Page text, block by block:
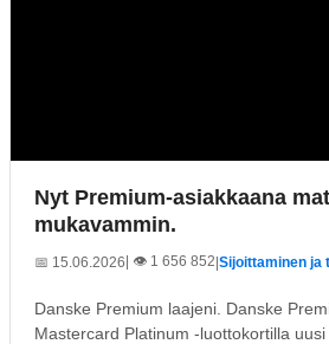
Nyt Premium-asiakkaana
mukavammin.
📅 15.06.2026| 👁️ 1 656 852 Sijoittaminen ja
Danske Premium laajeni. Danske
Mastercard Platinum -luottokortilla uusi